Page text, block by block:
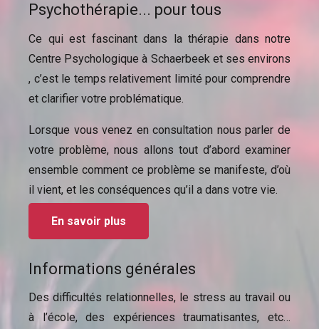
Psychothérapie... pour tous
Ce qui est fascinant dans la thérapie dans notre
Centre Psychologique à Schaerbeek et ses environs
, c’est le temps relativement limité pour comprendre
et clarifier votre problématique.
Lorsque vous venez en consultation nous parler de
votre problème, nous allons tout d’abord examiner
ensemble comment ce problème se manifeste, d’où
il vient, et les conséquences qu’il a dans votre vie.
En savoir plus
Informations générales
Des difficultés relationnelles, le stress au travail ou
à l’école, des expériences traumatisantes, etc…